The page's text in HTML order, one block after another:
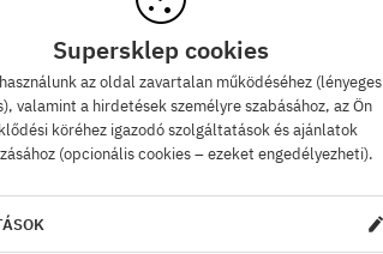
Supersklep cookies
az oldal zavartalan működéséhez (lényeges
valamint a hirdetések személyre szabásához, az Ön
köréhez igazodó szolgáltatások és ajánlatok
(opcionális cookies – ezeket engedélyezheti).